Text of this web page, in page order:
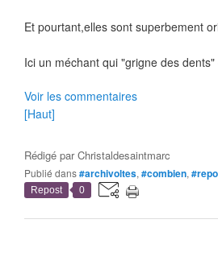
Et pourtant,elles sont superbement
Ici un méchant qui "grigne des
Voir les commentaires
[Haut]
Rédigé parChristaldesaintmarc
Publié dans#archivoltes, #combien,
Repost 0